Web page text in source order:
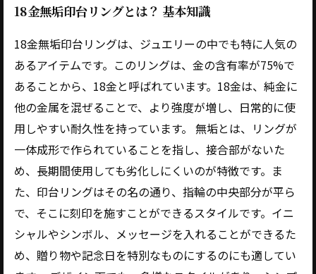
18金無垢印台リングとは？ 基本知識
18金無垢印台リングは、ジュエリーの中でも特に人気の
あるアイテムです。このリングは、金の含有率が75%で
あることから、18金と呼ばれています。18金は、純金に
他の金属を混ぜることで、より強度が増し、日常的に使
用しやすい耐久性を持っています。 無垢とは、リングが
一体成形で作られていることを指し、接合部がないた
め、長期間使用しても劣化しにくいのが特徴です。ま
た、印台リングはその名の通り、指輪の中央部分が平ら
で、そこに刻印を施すことができるスタイルです。イニ
シャルやシンボル、メッセージを入れることができるた
め、贈り物や記念日を特別なものにするのにも適してい